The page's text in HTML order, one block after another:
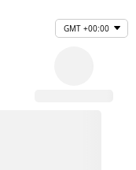
GMT +00:00